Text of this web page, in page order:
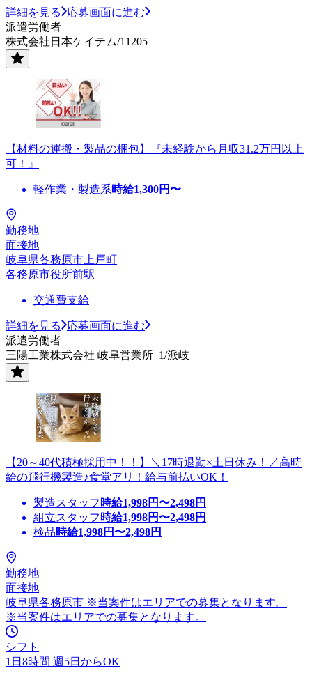
詳細を見る
応募画面に進む
派遣労働者
株式会社日本ケイテム/11205
【材料の運搬・製品の梱包】『未経験から月収31.2万円以上
可！』
軽作業・製造系時給1,300円〜
勤務地
面接地
岐阜県各務原市上戸町
各務原市役所前駅
交通費支給
詳細を見る
応募画面に進む
派遣労働者
三陽工業株式会社 岐阜営業所_1/派岐
【20～40代積極採用中！！】＼17時退勤×土日休み！／高時
給の飛行機製造♪食堂アリ！給与前払いOK！
製造スタッフ 時給1,998円〜2,498円
組立スタッフ 時給1,998円〜2,498円
検品時給1,998円〜2,498円
勤務地
面接地
岐阜県各務原市 ※当案件はエリアでの募集となります。
※当案件はエリアでの募集となります。
シフト
1日8時間 週5日からOK